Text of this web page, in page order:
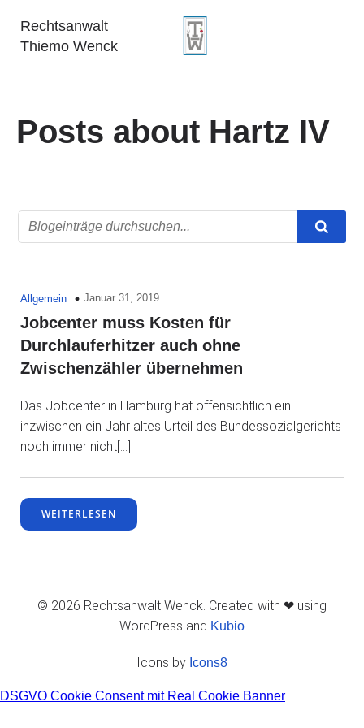
Rechtsanwalt
Thiemo Wenck
Posts about Hartz IV
Allgemein Januar 31, 2019
Jobcenter muss Kosten für
Durchlauferhitzer auch ohne
Zwischenzähler übernehmen
Das Jobcenter in Hamburg hat offensichtlich ein
inzwischen ein Jahr altes Urteil des Bundessozialgerichts
noch immer nicht[…]
WEITERLESEN
© 2026 Rechtsanwalt Wenck. Created with ❤ using
WordPress and Kubio
Icons by Icons8
DSGVO Cookie Consent mit Real Cookie Banner